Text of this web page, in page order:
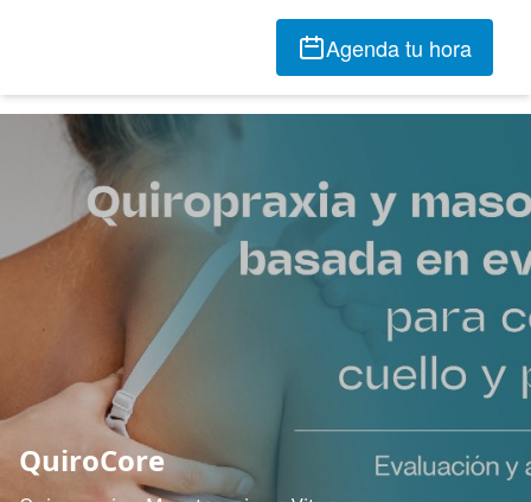
Agenda tu hora
QuiroCore